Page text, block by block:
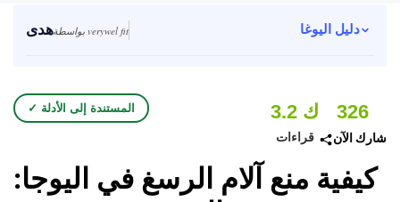
هدى بواسطة verywel fit دليل اليوغا
✓ المستندة إلى الأدلة 3.2 ك
قراءات
326
شارك الآن
كيفية منع آلام الرسغ في اليوجا: